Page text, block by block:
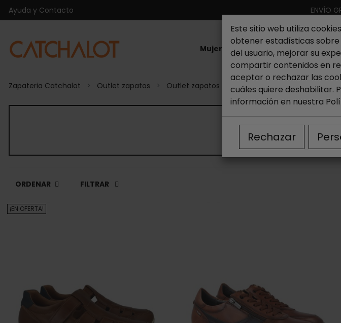
Ayuda y Contacto ENVÍO
Mujer Hombre Niño Nueva
Zapateria Catchalot Outlet zapatos Outlet zapatos hombre Outlet Zapatos
OUTLET DE
ORDENAR FILTRAR
¡EN OFERTA!
Este sitio web utiliza
obtener estadísticas
del usuario, mejorar su
compartir contenidos en
aceptar o rechazar las
cuáles quiere deshabilitar.
información en nuestra
Rechazar